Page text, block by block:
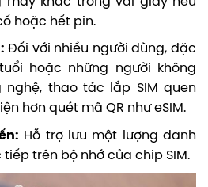
hoặc hết pin.
Đối với nhiều người dùng, đặc
hoặc những người không
thao tác lắp SIM quen
hơn quét mã QR như eSIM.
Hỗ trợ lưu một lượng danh
trên bộ nhớ của chip SIM.